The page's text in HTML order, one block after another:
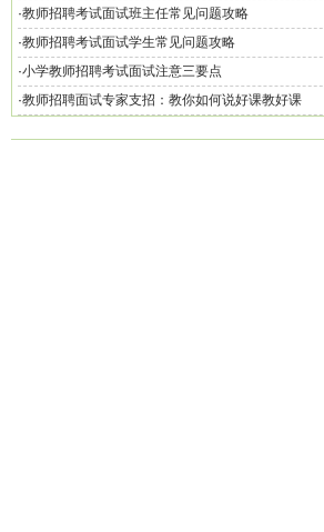
·教师招聘考试面试班主任常见问题攻略
·教师招聘考试面试学生常见问题攻略
·小学教师招聘考试面试注意三要点
·教师招聘面试专家支招：教你如何说好课教好课